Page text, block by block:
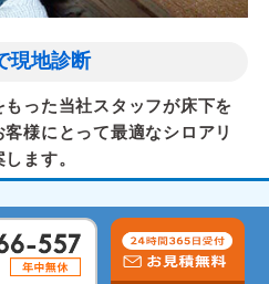
現地診断
もった当社スタッフが床下を
客様にとって最適なシロアリ
ます。
丁寧な作業